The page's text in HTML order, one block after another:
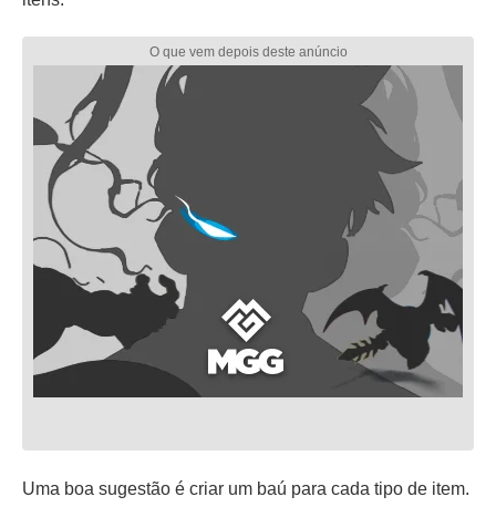
Uma boa sugestão é criar um baú para cada tipo de item.